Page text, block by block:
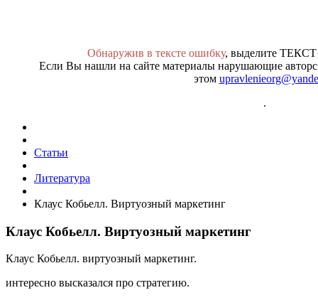
Обнаружив в тексте ошибку, выделите
Если Вы нашли на сайте материалы нарушающие
этом
.
Статьи
Литература
Клаус Кобьелл. Виртуозный маркетинг
Клаус Кобьелл. Виртуозный маркетинг
Клаус Кобьелл. виртуозный маркетинг.
интересно высказался про стратегию.